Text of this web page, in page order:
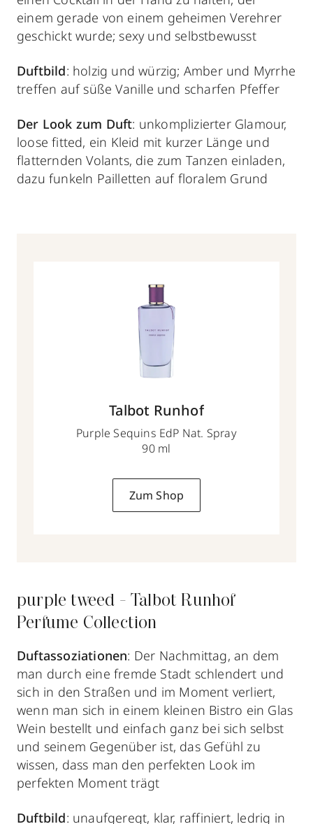
einem gerade von einem geheimen Verehrer
geschickt wurde; sexy und selbstbewusst
Duftbild: holzig und würzig; Amber und Myrrhe
treffen auf süße Vanille und scharfen Pfeffer
Der Look zum Duft: unkomplizierter Glamour,
loose fitted, ein Kleid mit kurzer Länge und
flatternden Volants, die zum Tanzen einladen,
dazu funkeln Pailletten auf floralem Grund
Talbot Runhof
Purple Sequins EdP Nat. Spray
90 ml
Zum Shop
purple tweed - Talbot Runhof
Perfume Collection
Duftassoziationen: Der Nachmittag, an dem
man durch eine fremde Stadt schlendert und
sich in den Straßen und im Moment verliert,
wenn man sich in einem kleinen Bistro ein Glas
Wein bestellt und einfach ganz bei sich selbst
und seinem Gegenüber ist, das Gefühl zu
wissen, dass man den perfekten Look im
perfekten Moment trägt
Duftbild: unaufgeregt, klar, raffiniert, ledrig in